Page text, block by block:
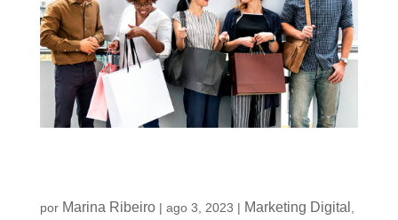
por Marina Ribeiro| ago 3, 2023 | Marketing Digital